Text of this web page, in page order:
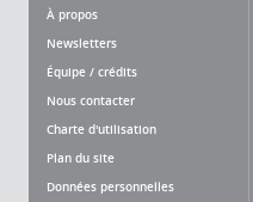
À propos
Newsletters
Équipe / crédits
Nous contacter
Charte d'utilisation
Plan du site
Données personnelles